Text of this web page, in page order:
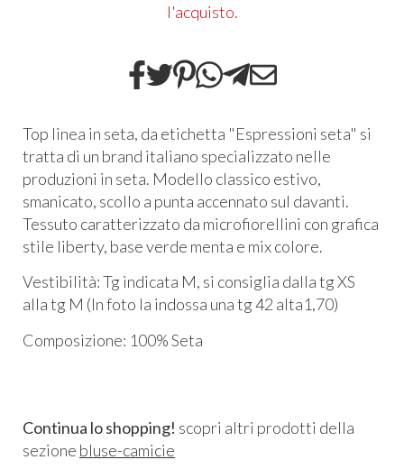
l'acquisto.
Top linea in seta, da etichetta "Espressioni seta" si
tratta di un brand italiano specializzato nelle
produzioni in seta. Modello classico estivo,
smanicato, scollo a punta accennato sul davanti.
Tessuto caratterizzato da microfiorellini con grafica
stile liberty, base verde menta e mix colore.
Vestibilità: Tg indicata M, si consiglia dalla tg XS
alla tg M (In foto la indossa una tg 42 alta1,70)
Composizione: 100% Seta
Continua lo shopping! scopri altri prodotti della
sezione bluse-camicie